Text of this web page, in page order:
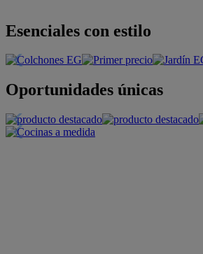
Esenciales con estilo
Oportunidades únicas